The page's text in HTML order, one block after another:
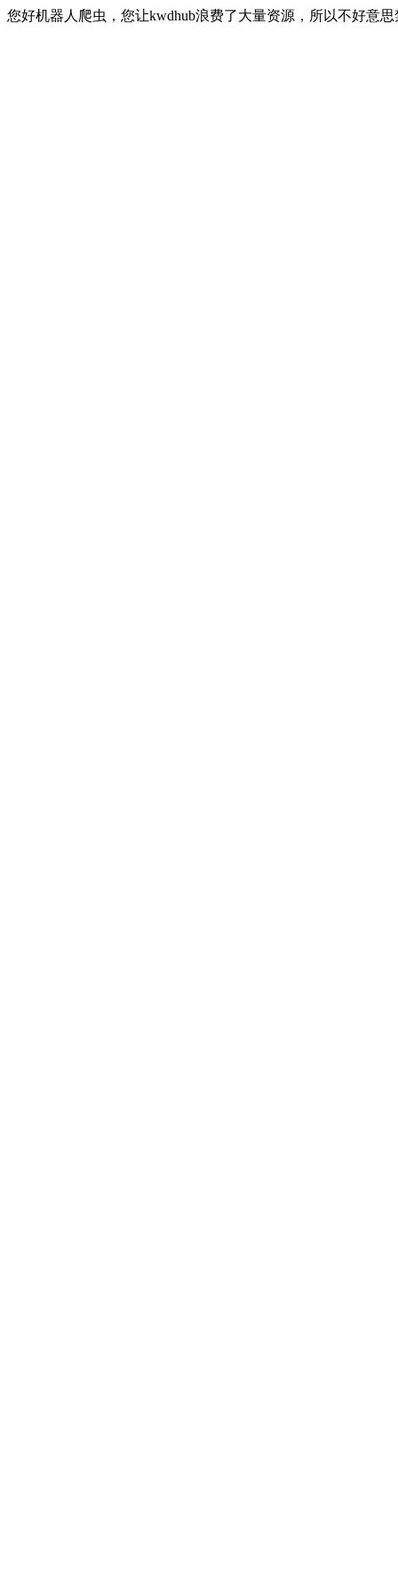
您好机器人爬虫，您让kwdhub浪费了大量资源，所以不好意